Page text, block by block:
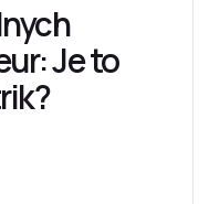
Je to